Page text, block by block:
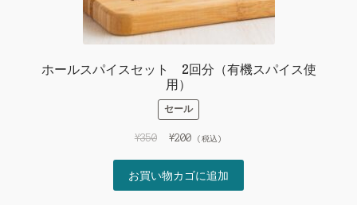
ホールスパイスセット 2回分（有機スパイス使
用）
セール
¥350
元
価
格
¥200現
の
価
(税込)
お買い物カゴに追加